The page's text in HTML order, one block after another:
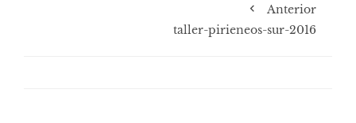
Anterior
taller-pirieneos-sur-2016